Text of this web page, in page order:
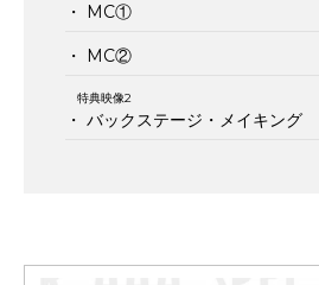
・ MC①
・ MC②
特典映像2
・ バックステージ・メイキング